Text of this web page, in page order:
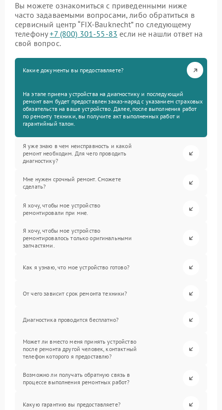
Вы можете ознакомиться с приведенными ниже
часто задаваемыми вопросами, либо обратиться в
сервисный центр “FIX-Bauknecht” по следующему
телефону+7 (800) 301-55-83 если не нашли ответ на
свой вопрос.
Какие документы вы предоставляете?
На этапе приема устройства на диагностику и последующий
ремонт вам будет предоставлен заказ-наряд с указанием страховых
обязательств на ваше устройство. Далее, после выполнения работ
по ремонту техники, вы получите акт выполненных работ и
гарантийный талон.
Я уже знаю в чем неисправность и какой
ремонт необходим. Для чего проводить
диагностику?
Мне нужен срочный ремонт. Сможете
сделать?
Я хочу, чтобы мое устройство
ремонтировали при мне.
Я хочу, чтобы мое устройство
ремонтировалось только оригинальными
запчастями.
Как я узнаю, что мое устройство готово?
От чего зависит срок ремонта техники?
Диагностика проводится бесплатно?
Может ли вместо меня принять устройство
после ремонта другой человек, контактный
телефон которого я предоставлю?
Возможно ли получать обратную связь в
процессе выполнения ремонтных работ?
Какую гарантию вы предоставляете?